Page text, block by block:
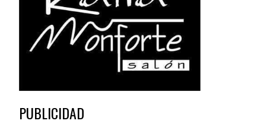
PUBLICIDAD